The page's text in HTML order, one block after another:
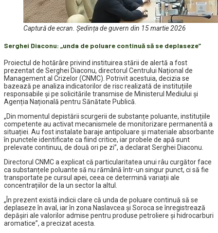
Captură de ecran. Ședința de guvern din 15 martie 2026
Serghei Diaconu: „unda de poluare continuă să se deplaseze”
Proiectul de hotărâre privind instituirea stării de alertă a fost
prezentat de Serghei Diaconu, directorul Centrului Național de
Management al Crizelor (CNMC). Potrivit acestuia, decizia se
bazează pe analiza indicatorilor de risc realizată de instituțiile
responsabile și pe solicitările transmise de Ministerul Mediului și
Agenția Națională pentru Sănătate Publică.
„Din momentul depistării scurgerii de substanțe poluante, instituțiile
competente au activat mecanismele de monitorizare permanentă a
situației. Au fost instalate baraje antipoluare și materiale absorbante
în punctele identificate ca fiind critice, iar probele de apă sunt
prelevate continuu, de două ori pe zi”, a declarat Serghei Diaconu.
Directorul CNMC a explicat că particularitatea unui râu curgător face
ca substanțele poluante să nu rămână într-un singur punct, ci să fie
transportate pe cursul apei, ceea ce determină variații ale
concentrațiilor de la un sector la altul.
„În prezent există indicii clare că unda de poluare continuă să se
deplaseze în aval, iar în zona Naslavcea și Soroca se înregistrează
depășiri ale valorilor admise pentru produse petroliere și hidrocarburi
aromatice”, a precizat acesta.